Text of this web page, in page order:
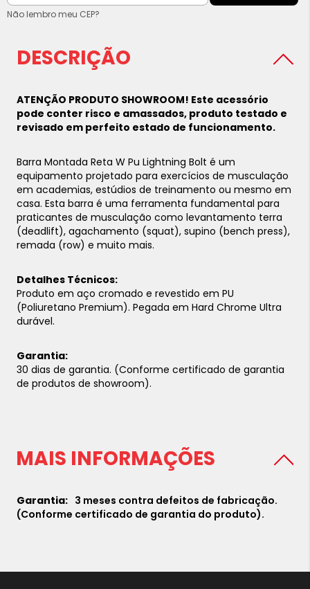
Não lembro meu CEP?
DESCRIÇÃO
ATENÇÃO PRODUTO SHOWROOM! Este acessório
pode conter risco e amassados, produto testado e
revisado em perfeito estado de funcionamento.
Barra Montada Reta W Pu Lightning Bolt é um
equipamento projetado para exercícios de musculação
em academias, estúdios de treinamento ou mesmo em
casa. Esta barra é uma ferramenta fundamental para
praticantes de musculação como levantamento terra
(deadlift), agachamento (squat), supino (bench press),
remada (row) e muito mais.
Detalhes Técnicos:
Produto em aço cromado e revestido em PU
(Poliuretano Premium). Pegada em Hard Chrome Ultra
durável.
Garantia:
30 dias de garantia. (Conforme certificado de garantia
de produtos de showroom).
MAIS INFORMAÇÕES
3 meses contra defeitos de fabricação.
(Conforme certificado de garantia do produto).